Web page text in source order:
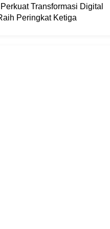
Transformasi Digital
Peringkat Ketiga